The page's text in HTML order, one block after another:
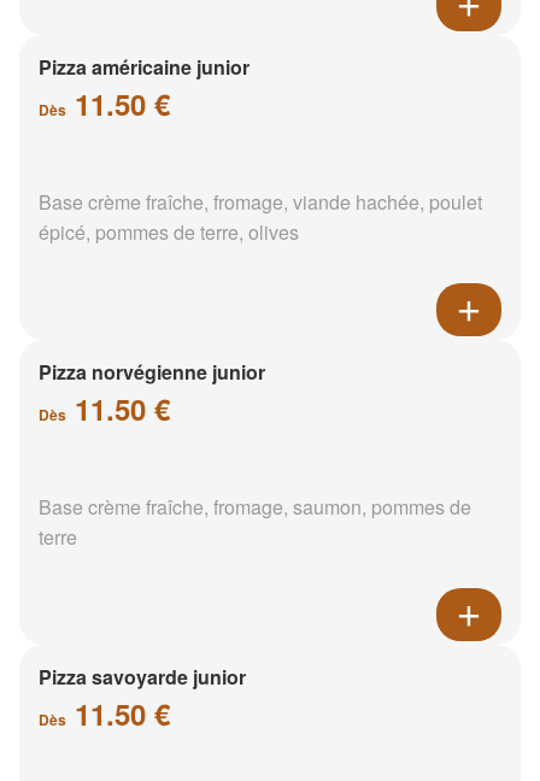
Pizza américaine junior
Dès 11.50 €
Base crème fraîche, fromage, viande hachée, poulet
épicé, pommes de terre, olives
Pizza norvégienne junior
Dès 11.50 €
Base crème fraîche, fromage, saumon, pommes de
terre
Pizza savoyarde junior
Dès 11.50 €